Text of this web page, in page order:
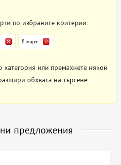
по избраните критерии:
8 март
категория или премахнете някои
обхвата на търсене.
предложения